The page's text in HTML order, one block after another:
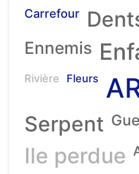
Carrefour
Ennemis
Rivière Fleurs
Serpent
Ile perdue